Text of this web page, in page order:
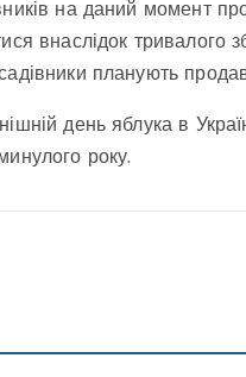
на даний момент
внаслідок тривалого
планують
день яблука в
року.